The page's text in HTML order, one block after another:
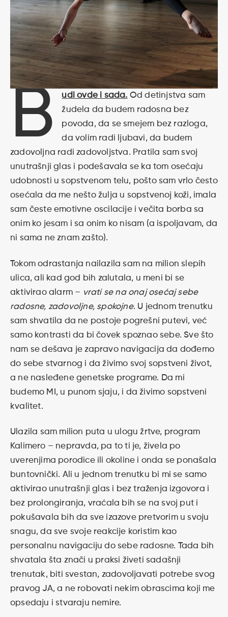
B udi ovde i sada. Od detinjstva sam
žudela da budem radosna bez
povoda, da se smejem bez razloga,
da volim radi ljubavi, da budem
zadovoljna radi zadovoljstva. Pratila sam svoj
unutrašnji glas i podešavala se ka tom osećaju
udobnosti u sopstvenom telu, pošto sam vrlo često
osećala da me nešto žulja u sopstvenoj koži, imala
sam česte emotivne oscilacije i večita borba sa
onim ko jesam i sa onim ko nisam (a ispoljavam, da
ni sama ne znam zašto).
Tokom odrastanja nailazila sam na milion slepih
ulica, ali kad god bih zalutala, u meni bi se
aktivirao alarm – vrati se na onaj osećaj sebe
radosne, zadovoljne, spokojne. U jednom trenutku
sam shvatila da ne postoje pogrešni putevi, već
samo kontrasti da bi čovek spoznao sebe. Sve što
nam se dešava je zapravo navigacija da dođemo
do sebe stvarnog i da živimo svoj sopstveni život,
a ne nasleđene genetske programe. Da mi
budemo MI, u punom sjaju, i da živimo sopstveni
kvalitet.
Ulazila sam milion puta u ulogu žrtve, program
Kalimero – nepravda, pa to ti je, živela po
uverenjima porodice ili okoline i onda se ponašala
buntovnički. Ali u jednom trenutku bi mi se samo
aktivirao unutrašnji glas i bez traženja izgovora i
bez prolongiranja, vraćala bih se na svoj put i
pokušavala bih da sve izazove pretvorim u svoju
snagu, da sve svoje reakcije koristim kao
personalnu navigaciju do sebe radosne. Tada bih
shvatala šta znači u praksi živeti sadašnji
trenutak, biti svestan, zadovoljavati potrebe svog
pravog JA, a ne robovati nekim obrascima koji me
opsedaju i stvaraju nemire.